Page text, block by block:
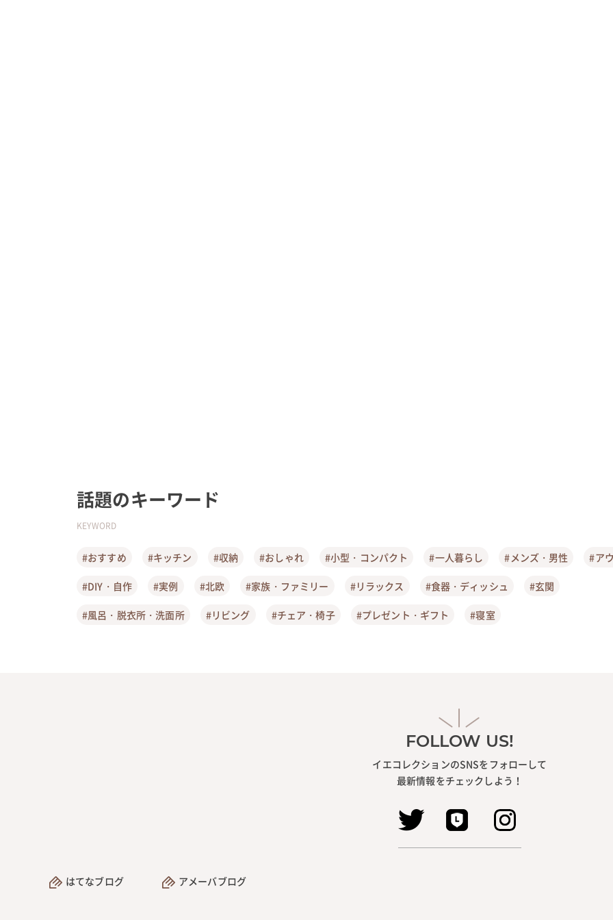
話題のキーワード
KEYWORD
#おすすめ #キッチン #収納 #おしゃれ #小型・コンパクト #一人暮らし #メンズ・男性 #ア
#DIY・自作 #実例 #北欧 #家族・ファミリー #リラックス #食器・ディッシュ #玄関
#風呂・脱衣所・洗面所 #リビング #チェア・椅子 #プレゼント・ギフト #寝室
FOLLOW US!
イエコレクションのSNSをフォローして
最新情報をチェックしよう！
はてなブログ アメーバブログ